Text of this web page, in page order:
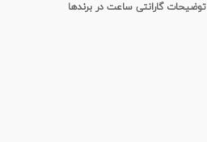
توضیحات گارانتی ساعت در برندها